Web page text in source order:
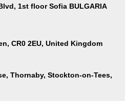
1st floor Sofia BULGARIA
CR0 2EU, United Kingdom
Thornaby, Stockton-on-Tees,